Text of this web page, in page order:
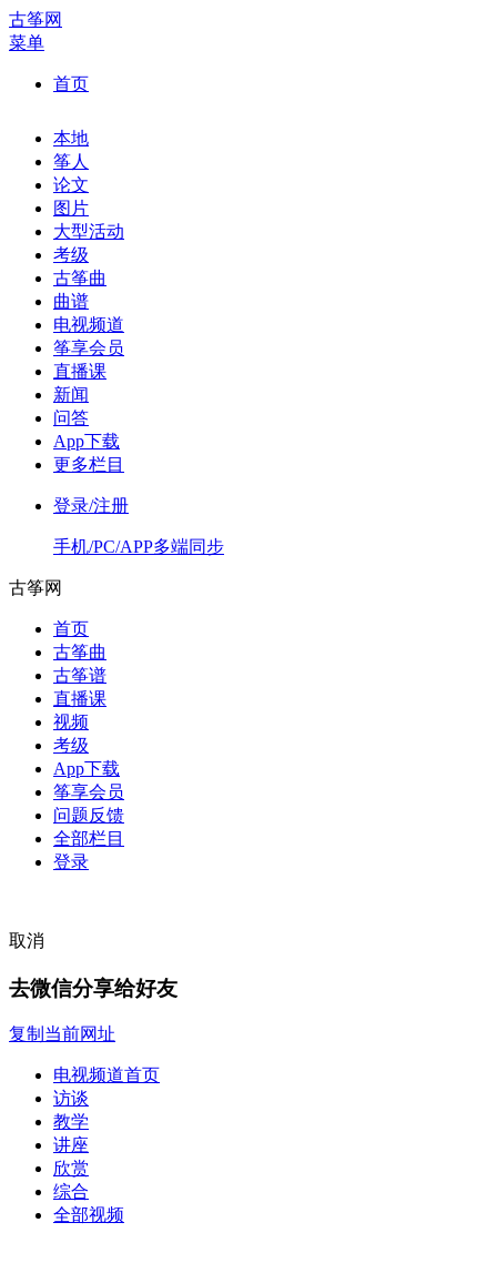
古筝网
菜单
首页
本地
筝人
论文
图片
大型活动
考级
古筝曲
曲谱
电视频道
筝享会员
直播课
新闻
问答
App下载
更多栏目
登录/注册
手机/PC/APP多端同步
古筝网
首页
古筝曲
古筝谱
直播课
视频
考级
App下载
筝享会员
问题反馈
全部栏目
登录
取消
去微信分享给好友
复制当前网址
电视频道首页
访谈
教学
讲座
欣赏
综合
全部视频